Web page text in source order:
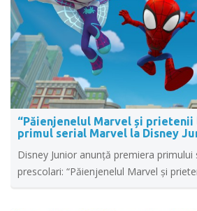
“Păienjenelul Marvel și
primul serial Marvel la Disney
Disney Junior anunță premiera
prescolari: “Păienjenelul Marvel și